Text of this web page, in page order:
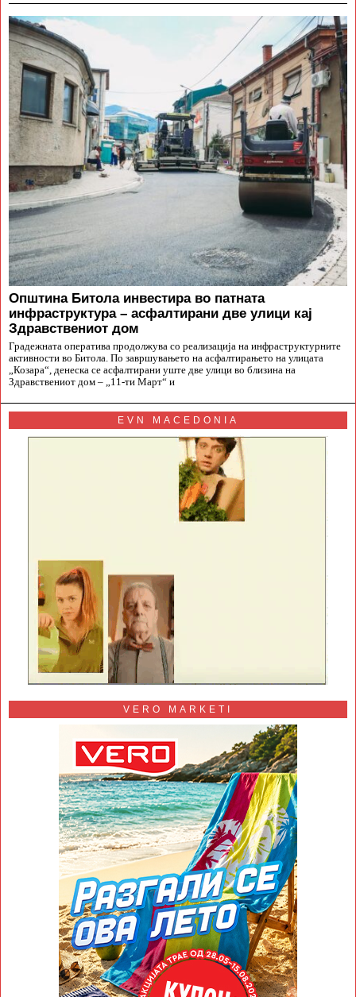
Општина Битола инвестира во патната
инфраструктура – асфалтирани две улици кај
Здравствениот дом
Градежната оператива продолжува со реализација на инфраструктурните
активности во Битола. По завршувањето на асфалтирањето на улицата
„Козара“, денеска се асфалтирани уште две улици во близина на
Здравствениот дом – „11-ти Март“ и
EVN MACEDONIA
VERO MARKETI